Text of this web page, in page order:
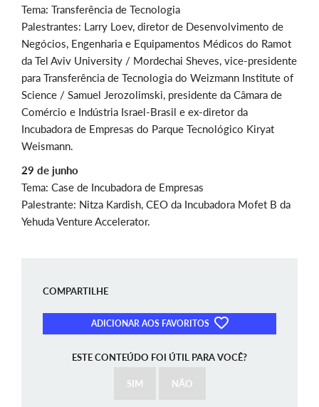
Tema: Transferência de Tecnologia
Palestrantes: Larry Loev, diretor de Desenvolvimento de
Negócios, Engenharia e Equipamentos Médicos do Ramot
da Tel Aviv University / Mordechai Sheves, vice-presidente
para Transferência de Tecnologia do Weizmann Institute of
Science / Samuel Jerozolimski, presidente da Câmara de
Comércio e Indústria Israel-Brasil e ex-diretor da
Incubadora de Empresas do Parque Tecnológico Kiryat
Weismann.
29 de junho
Tema: Case de Incubadora de Empresas
Palestrante: Nitza Kardish, CEO da Incubadora Mofet B da
Yehuda Venture Accelerator.
COMPARTILHE
ADICIONAR AOS FAVORITOS
ESTE CONTEÚDO FOI ÚTIL PARA VOCÊ?
SIM NÃO